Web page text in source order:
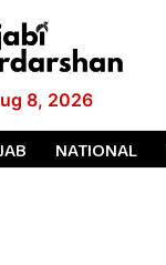
8, 2026
NATIONAL